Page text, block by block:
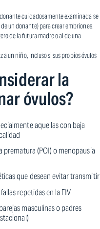
donante cuidadosamente examinada se
un donante) para crear embriones.
de la futura madre o al de una
a un niño, incluso si sus propios óvulos
la
óvulos?
aquellas con baja
prematura (POI) o menopausia
que desean evitar transmitir
repetidas en la FIV
masculinas o padres